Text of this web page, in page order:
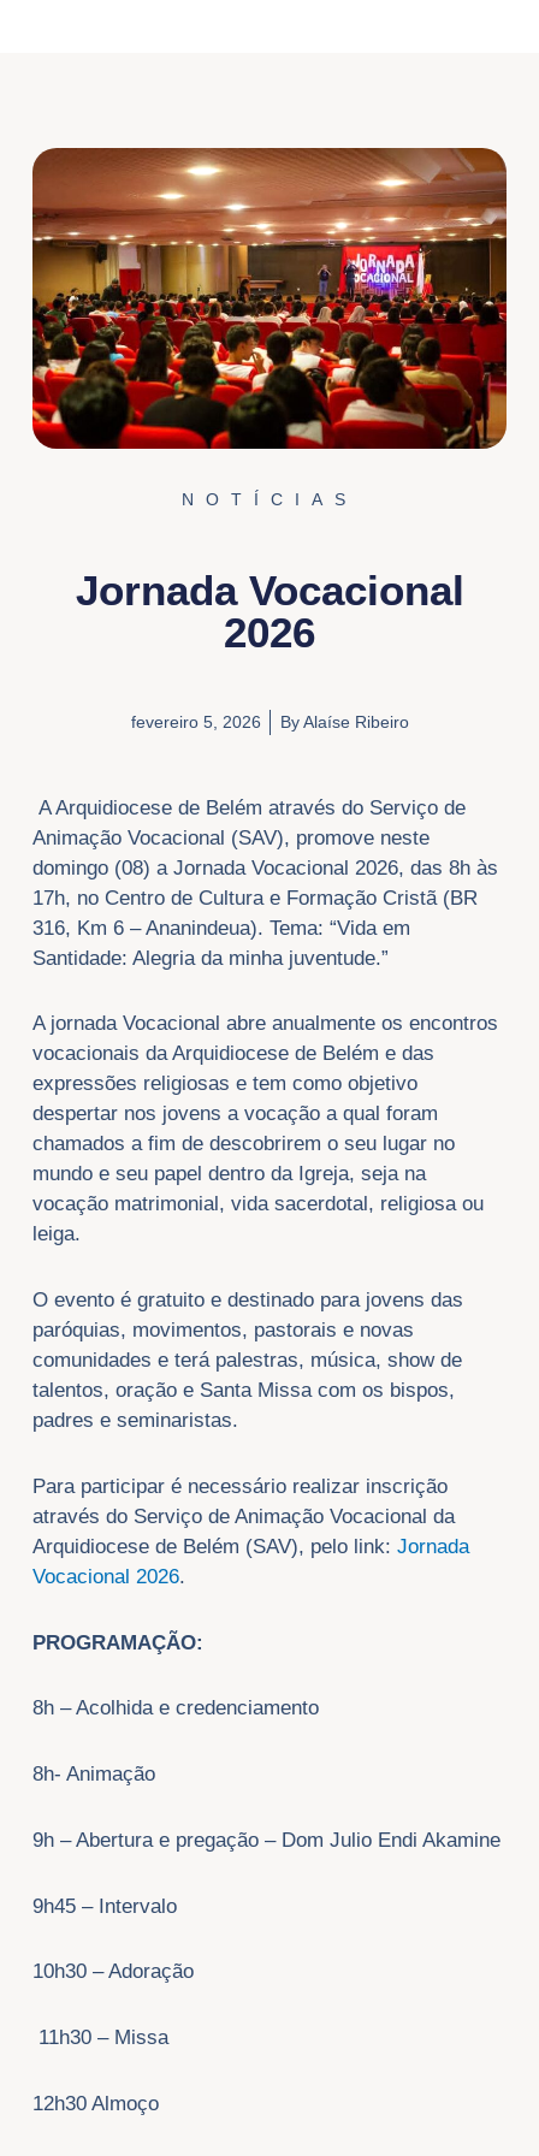
NOTÍCIAS
Jornada Vocacional
2026
fevereiro 5, 2026 ByAlaíse Ribeiro
A Arquidiocese de Belém através do Serviço de
Animação Vocacional (SAV), promove neste
domingo (08) a Jornada Vocacional 2026, das 8h às
17h, no Centro de Cultura e Formação Cristã (BR
316, Km 6 – Ananindeua). Tema: “Vida em
Santidade: Alegria da minha juventude.”
A jornada Vocacional abre anualmente os encontros
vocacionais da Arquidiocese de Belém e das
expressões religiosas e tem como objetivo
despertar nos jovens a vocação a qual foram
chamados a fim de descobrirem o seu lugar no
mundo e seu papel dentro da Igreja, seja na
vocação matrimonial, vida sacerdotal, religiosa ou
leiga.
O evento é gratuito e destinado para jovens das
paróquias, movimentos, pastorais e novas
comunidades e terá palestras, música, show de
talentos, oração e Santa Missa com os bispos,
padres e seminaristas.
Para participar é necessário realizar inscrição
através do Serviço de Animação Vocacional da
Arquidiocese de Belém (SAV), pelo link: Jornada
Vocacional 2026.
PROGRAMAÇÃO:
8h – Acolhida e credenciamento
8h- Animação
9h – Abertura e pregação – Dom Julio Endi Akamine
9h45 – Intervalo
10h30 – Adoração
11h30 – Missa
12h30 Almoço